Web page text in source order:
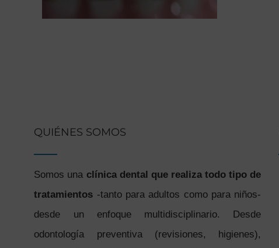
QUIÉNES SOMOS
Somos una clínica dental que realiza todo tipo de
tratamientos -tanto para adultos como para niños-
desde un enfoque multidisciplinario. Desde
odontología preventiva (revisiones, higienes),